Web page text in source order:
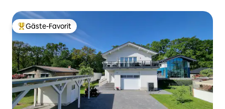
Beliebter Gäste-Favorit.
Gäste-Favorit